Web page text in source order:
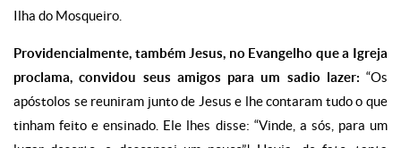
Ilha do Mosqueiro.
Providencialmente, também Jesus, no Evangelho que a Igreja
proclama, convidou seus amigos para um sadio lazer: “Os
apóstolos se reuniram junto de Jesus e lhe contaram tudo o que
tinham feito e ensinado. Ele lhes disse: “Vinde, a sós, para um